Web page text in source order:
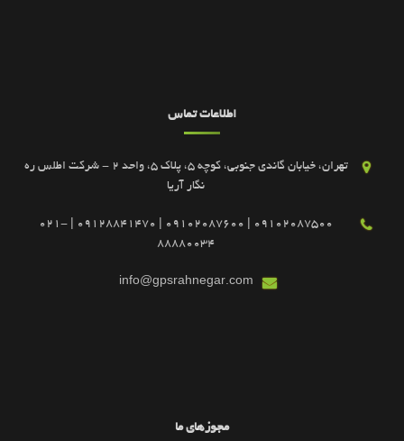
اطلاعات تماس
تهران، خیابان گاندی جنوبی، کوچه 5، پلاک 5، واحد 2 - شرکت اطلس ره
نگار آریا
09102087500 | 09102087600 | 09128841470 | 021-
88880034
info@gpsrahnegar.com
مجوزهای ما